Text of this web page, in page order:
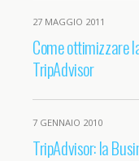
27 MAGGIO 2011
Come ottimizzare
TripAdvisor
7 GENNAIO 2010
TripAdvisor: la